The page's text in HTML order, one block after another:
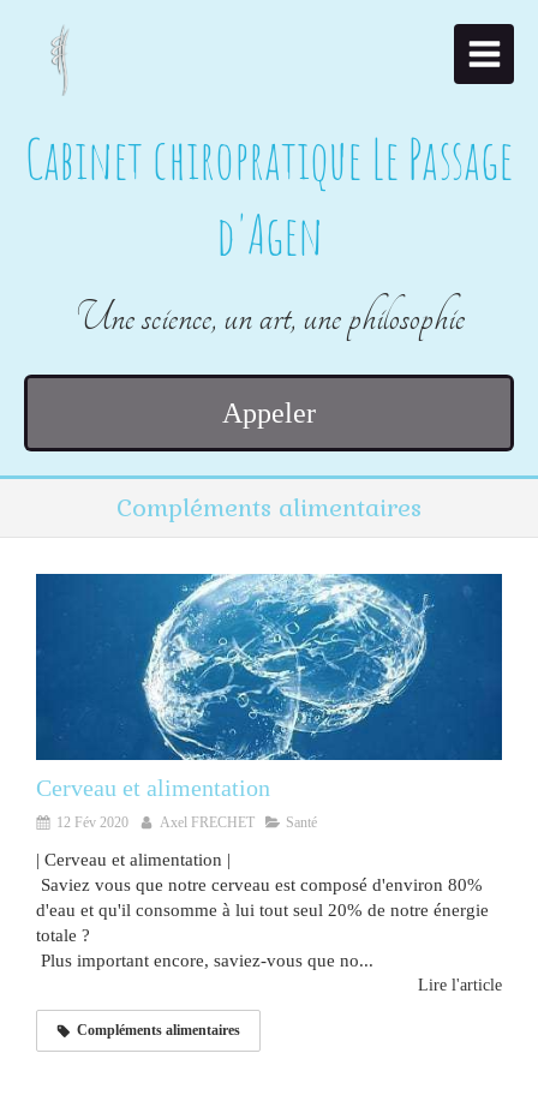
Cabinet chiropratique Le Passage
d'Agen
Une science, un art, une philosophie
Appeler
Compléments alimentaires
Cerveau et alimentation
12 Fév 2020 Axel FRECHET Santé
| Cerveau et alimentation |
Saviez vous que notre cerveau est composé d'environ 80%
d'eau et qu'il consomme à lui tout seul 20% de notre énergie
totale ?
Plus important encore, saviez-vous que no...
Lire l'article
Compléments alimentaires